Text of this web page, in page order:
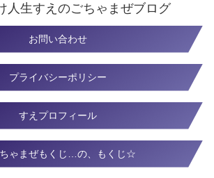
人生すえのごちゃまぜブログ
お問い合わせ
プライバシーポリシー
すえプロフィール
ゃまぜもくじ…の、もくじ☆